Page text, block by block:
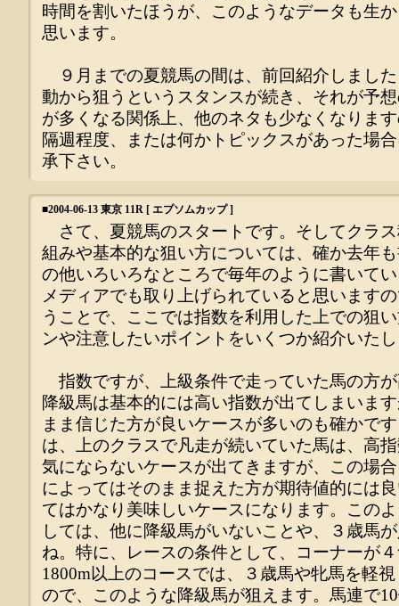
時間を割いたほうが、このようなデータも生
思います。
９月までの夏競馬の間は、前回紹介しまし
動から狙うというスタンスが続き、それが予
が多くなる関係上、他のネタも少なくなりま
隔週程度、または何かトピックスがあった場
承下さい。
■2004-06-13 東京 11R [ エプソムカップ ]
さて、夏競馬のスタートです。そしてクラ
組みや基本的な狙い方については、確か去年
の他いろいろなところで毎年のように書いて
メディアでも取り上げられていると思います
うことで、ここでは指数を利用した上での狙
ンや注意したいポイントをいくつか紹介いた
指数ですが、上級条件で走っていた馬の方
降級馬は基本的には高い指数が出てしまいま
まま信じた方が良いケースが多いのも確かで
は、上のクラスで凡走が続いていた馬は、高
気にならないケースが出てきますが、この場
によってはそのまま捉えた方が期待値的には
てはかなり美味しいケースになります。この
しては、他に降級馬がいないことや、３歳馬
ね。特に、レースの条件として、コーナーが
1800m以上のコースでは、３歳馬や牝馬を軽
ので、このような降級馬が狙えます。馬連で